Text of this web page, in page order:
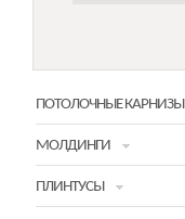
ПОТОЛОЧНЫЕ КАРНИЗЫ
МОЛДИНГИ
ПЛИНТУСЫ